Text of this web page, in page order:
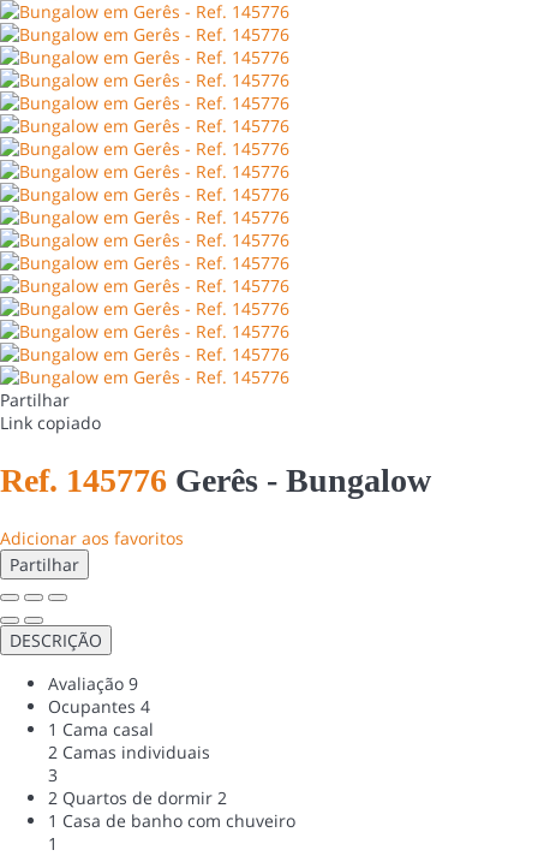
Partilhar
Link copiado
Ref. 145776 Gerês - Bungalow
Adicionar aos favoritos
Partilhar
DESCRIÇÃO
Avaliação 9
Ocupantes 4
1 Cama casal
2 Camas individuais
3
2 Quartos de dormir 2
1 Casa de banho com chuveiro
1